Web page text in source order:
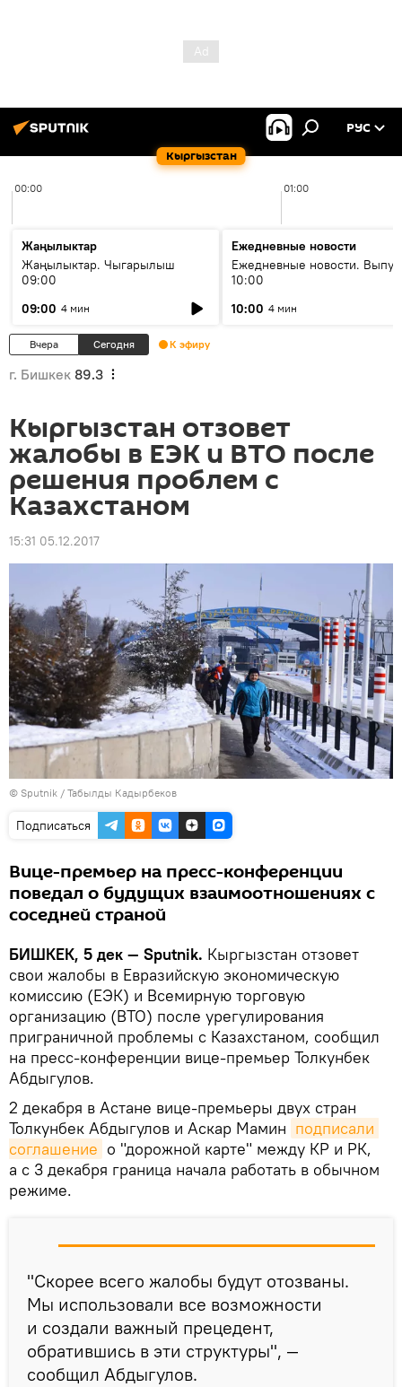
Кыргызстан
РУС
00:00 01:00
Жаңылыктар
Жаңылыктар. Чыгарылыш
09:00
09:00 4 мин
Ежедневные новости
Ежедневные новости.
10:00
10:00 4 мин
Вчера Сегодня К эфиру
г. Бишкек 89.3
Кыргызстан отзовет
жалобы в ЕЭК и ВТО после
решения проблем с
Казахстаном
15:31 05.12.2017
© Sputnik / Табылды Кадырбеков
Подписаться
Вице-премьер на пресс-конференции
поведал о будущих взаимоотношениях с
соседней страной
БИШКЕК, 5 дек — Sputnik. Кыргызстан отзовет
свои жалобы в Евразийскую экономическую
комиссию (ЕЭК) и Всемирную торговую
организацию (ВТО) после урегулирования
приграничной проблемы с Казахстаном, сообщил
на пресс-конференции вице-премьер Толкунбек
Абдыгулов.
2 декабря в Астане вице-премьеры двух стран
Толкунбек Абдыгулов и Аскар Мамин подписали
соглашение о "дорожной карте" между КР и РК,
а с 3 декабря граница начала работать в обычном
режиме.
"Скорее всего жалобы будут отозваны.
Мы использовали все возможности
и создали важный прецедент,
обратившись в эти структуры", —
сообщил Абдыгулов.